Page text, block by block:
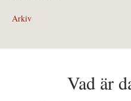
Arkiv
Vad är